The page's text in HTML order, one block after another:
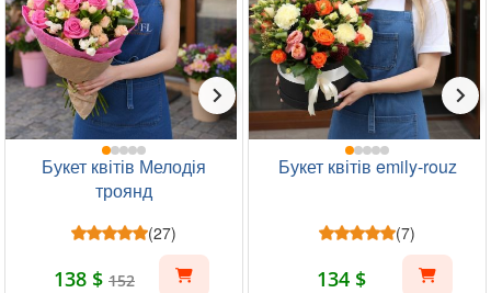
Букет квітів Мелодія
троянд
(27)
138 $ 152
Букет квітів emily-rouz
(7)
134 $